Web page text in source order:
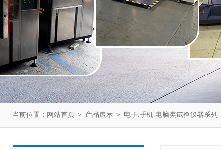
当前位置： 网站首页 ＞ 产品展示 ＞ 电子.手机.电脑类试验仪器系列